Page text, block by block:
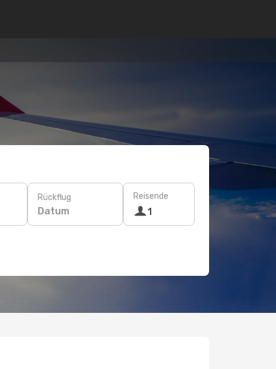
Rückflug
Datum
Reisende
1